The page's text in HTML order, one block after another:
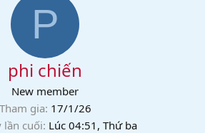
P
phi chiến
New member
Tham gia 17/1/26
lần cuối Lúc 04:51, Thứ ba